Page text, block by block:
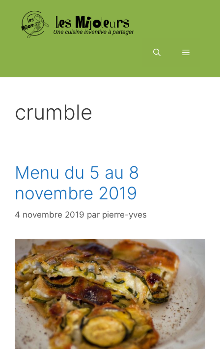
contenu
crumble
Menu du 5 au 8
novembre 2019
4 novembre 2019 par pierre-yves